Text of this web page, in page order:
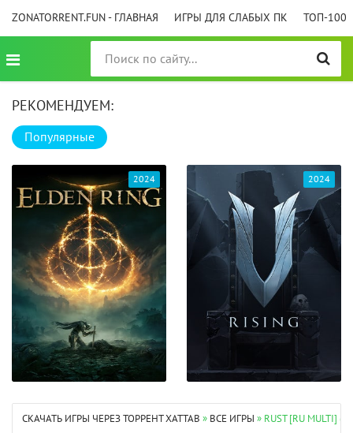
ZONATORRENT.FUN - ГЛАВНАЯ ИГРЫ ДЛЯ СЛАБЫХ ПК ТОП-100
РЕКОМЕНДУЕМ:
Популярные
2024 2024
СКАЧАТЬ ИГРЫ ЧЕРЕЗ ТОРРЕНТ XATTAB » ВСЕ ИГРЫ » RUST [RU MULTI]